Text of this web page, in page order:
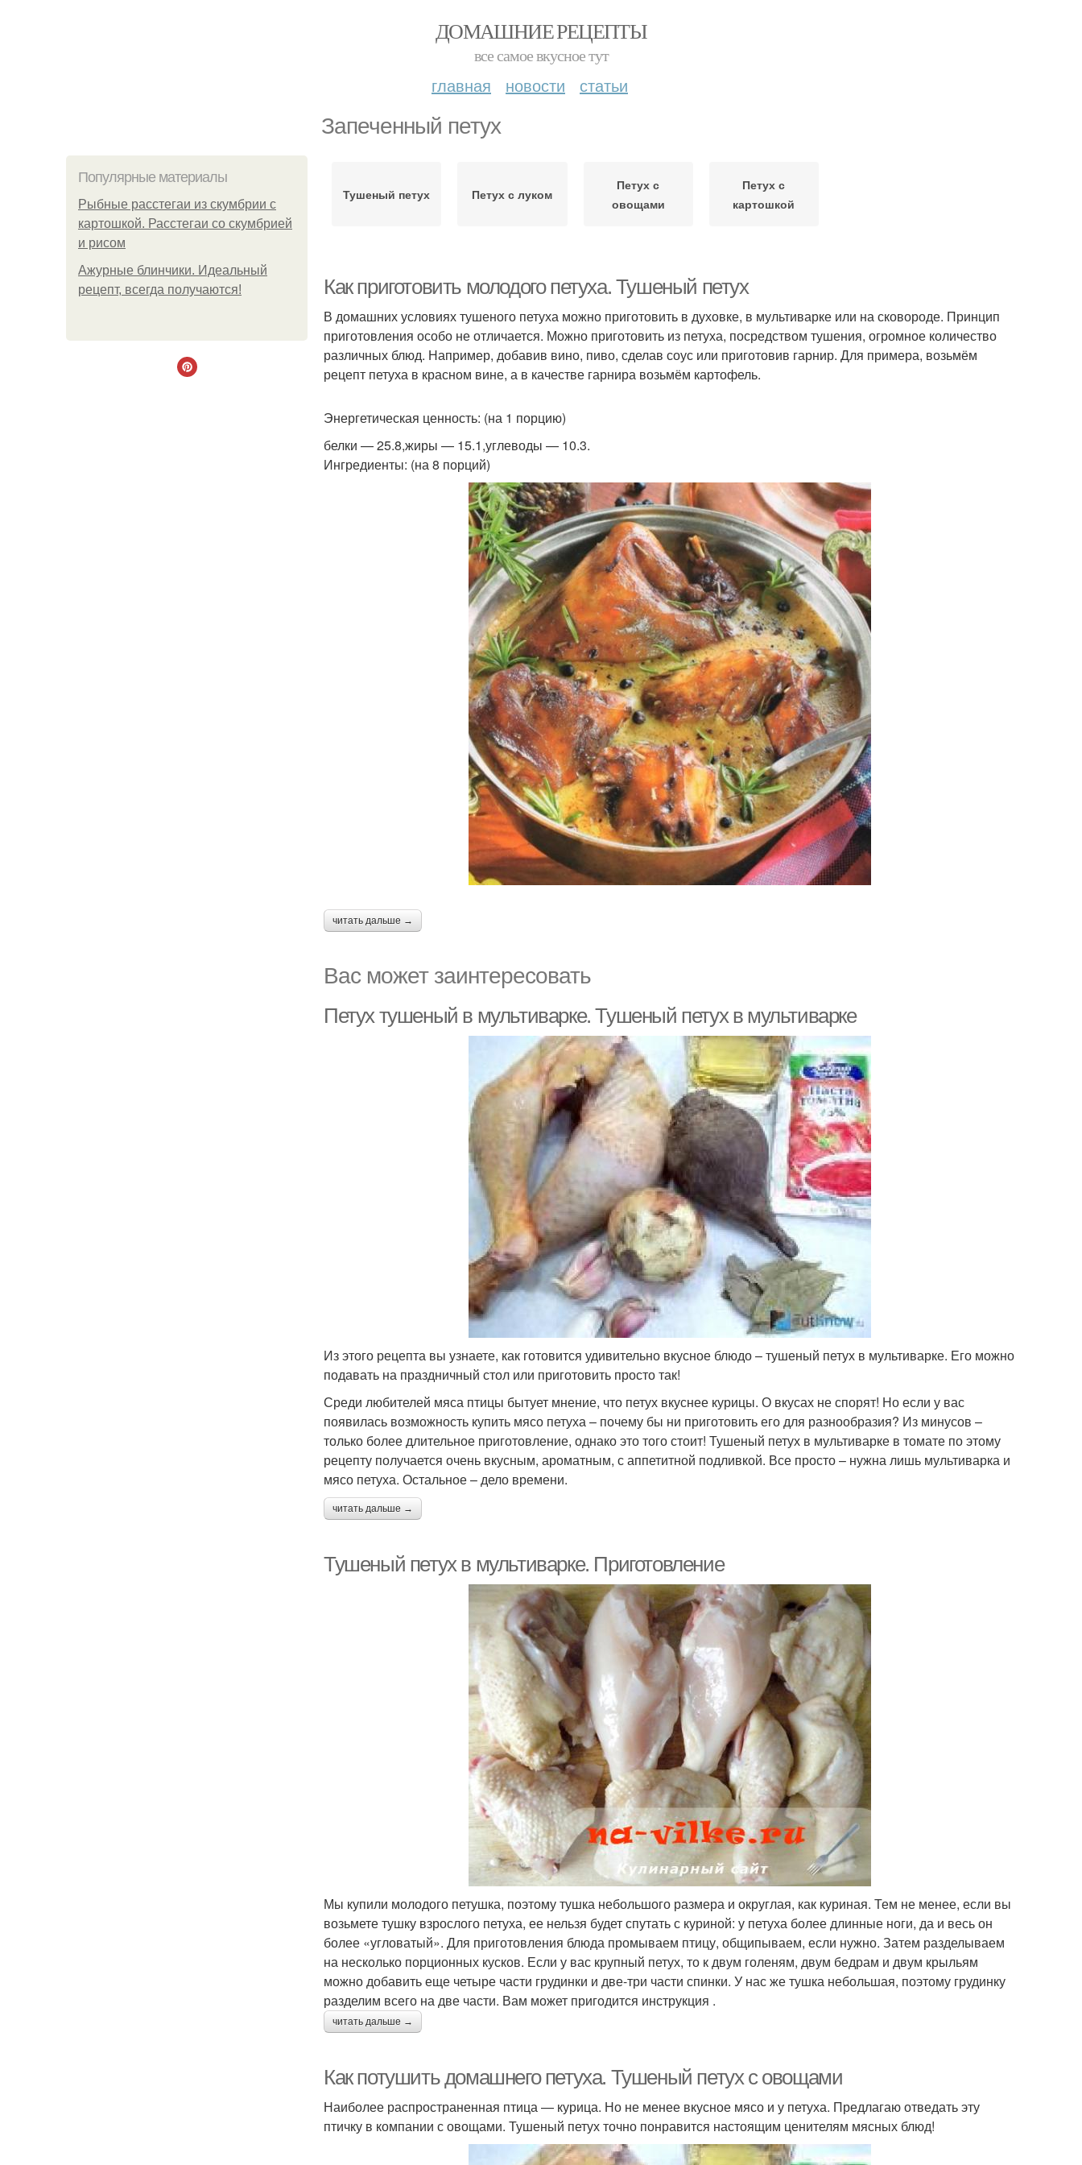
ДОМАШНИЕ РЕЦЕПТЫ
все самое вкусное тут
главная новости статьи
Запеченный петух
Популярные материалы
Рыбные расстегаи из скумбрии с
картошкой. Расстегаи со скумбрией
и рисом
Ажурные блинчики. Идеальный
рецепт, всегда получаются!
Тушеный петух Петух с луком
Петух с
овощами
Петух с
картошкой
Как приготовить молодого петуха. Тушеный петух
В домашних условиях тушеного петуха можно приготовить в духовке, в мультиварке или на сковороде. Принцип
приготовления особо не отличается. Можно приготовить из петуха, посредством тушения, огромное количество
различных блюд. Например, добавив вино, пиво, сделав соус или приготовив гарнир. Для примера, возьмём
рецепт петуха в красном вине, а в качестве гарнира возьмём картофель.
Энергетическая ценность: (на 1 порцию)
белки — 25.8,жиры — 15.1,углеводы — 10.3.
Ингредиенты: (на 8 порций)
читать дальше →
Вас может заинтересовать
Петух тушеный в мультиварке. Тушеный петух в мультиварке
Из этого рецепта вы узнаете, как готовится удивительно вкусное блюдо – тушеный петух в мультиварке. Его можно
подавать на праздничный стол или приготовить просто так!
Среди любителей мяса птицы бытует мнение, что петух вкуснее курицы. О вкусах не спорят! Но если у вас
появилась возможность купить мясо петуха – почему бы ни приготовить его для разнообразия? Из минусов –
только более длительное приготовление, однако это того стоит! Тушеный петух в мультиварке в томате по этому
рецепту получается очень вкусным, ароматным, с аппетитной подливкой. Все просто – нужна лишь мультиварка и
мясо петуха. Остальное – дело времени.
читать дальше →
Тушеный петух в мультиварке. Приготовление
Мы купили молодого петушка, поэтому тушка небольшого размера и округлая, как куриная. Тем не менее, если вы
возьмете тушку взрослого петуха, ее нельзя будет спутать с куриной: у петуха более длинные ноги, да и весь он
более «угловатый». Для приготовления блюда промываем птицу, общипываем, если нужно. Затем разделываем
на несколько порционных кусков. Если у вас крупный петух, то к двум голеням, двум бедрам и двум крыльям
можно добавить еще четыре части грудинки и две-три части спинки. У нас же тушка небольшая, поэтому грудинку
разделим всего на две части. Вам может пригодится инструкция .
читать дальше →
Как потушить домашнего петуха. Тушеный петух с овощами
Наиболее распространенная птица — курица. Но не менее вкусное мясо и у петуха. Предлагаю отведать эту
птичку в компании с овощами. Тушеный петух точно понравится настоящим ценителям мясных блюд!